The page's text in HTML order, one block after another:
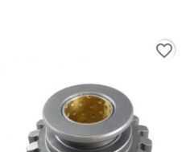
favorite_border